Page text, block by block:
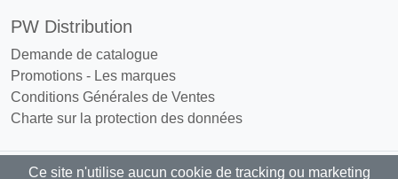
PW Distribution
Demande de catalogue
Promotions - Les marques
Conditions Générales de Ventes
Charte sur la protection des données
Ce site n'utilise aucun cookie de tracking ou marketing